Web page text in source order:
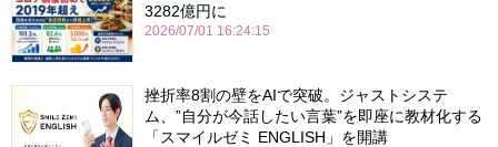
3282億円に
2026/07/01 16:24:15
挫折率8割の壁をAIで突破。ジャストシステ
ム、”自分が今話したい言葉”を即座に教材化する
「スマイルゼミ ENGLISH」を開講